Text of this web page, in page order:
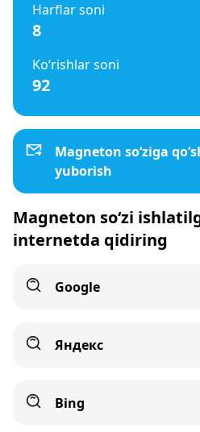
Harflar soni
8
Ko‘rishlar soni
92
Magneton so‘ziga
yuborish
Magneton so‘zi
internetda qidiring
Google
Яндекс
Bing